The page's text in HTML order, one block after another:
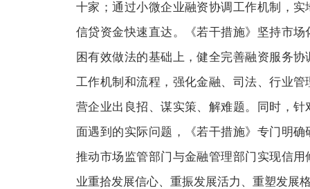
十家；通过小微企业融资协调工作机制，
信贷资金快速直达。《若干措施》坚持市
困有效做法的基础上，健全完善融资服务
工作机制和流程，强化金融、司法、行业
营企业出良招、谋实策、解难题。同时，
面遇到的实际问题，《若干措施》专门明
推动市场监管部门与金融管理部门实现信
业重拾发展信心、重振发展活力、重塑发展